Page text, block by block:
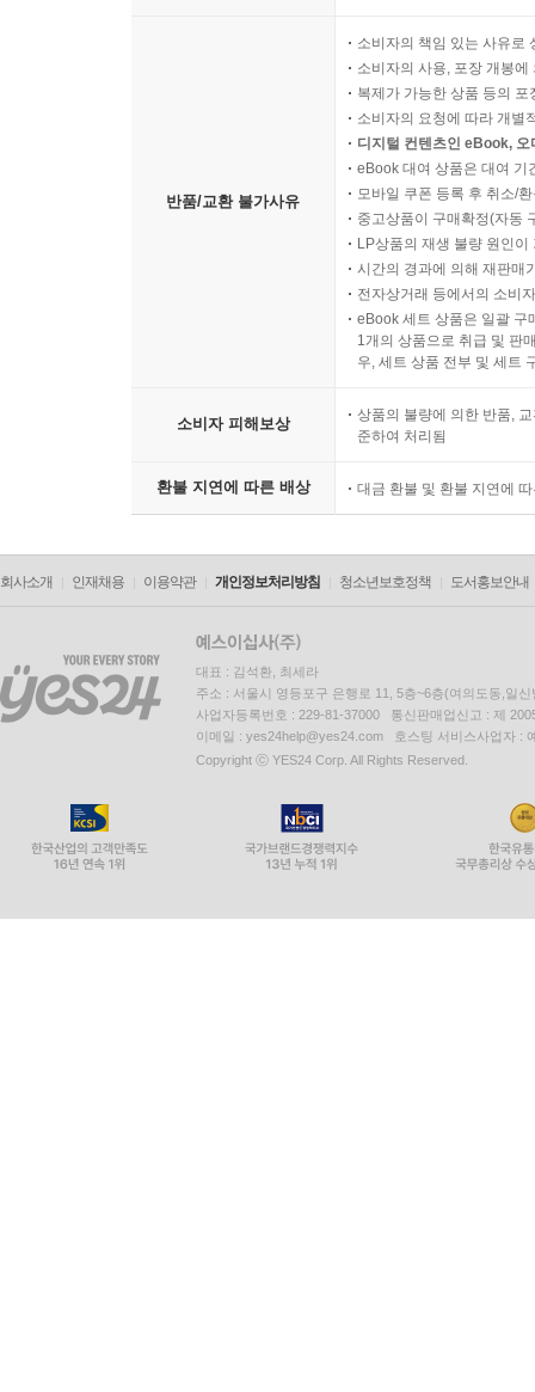
반품/교환 불가사유
소비자의 책임 있는 사유로
소비자의 사용, 포장 개봉
복제가 가능한 상품 등의
소비자의 요청에 따라 개별
디지털 컨텐츠인 eBook,
eBook 대여 상품은 대여 기
모바일 쿠폰 등록 후 취소/
중고상품이 구매확정(자동
LP상품의 재생 불량 원인
시간의 경과에 의해 재판매
전자상거래 등에서의 소비
eBook 세트 상품은 일괄 구
1개의 상품으로 취급 및 판
우, 세트 상품 전부 및 세트
소비자 피해보상
상품의 불량에 의한 반품,
준하여 처리됨
환불 지연에 따른 배상 대금 환불 및 환불 지연에
회사소개 인재채용 이용약관 개인정보처리방침 청소년보호정책 도서홍보안내
대표 : 김석환, 최세라
주소 : 서울시 영등포구 은행로 11, 5층~6층(여의도동,일신
사업자등록번호 : 229-81-37000 통신판매업신고 : 제
이메일 : yes24help@yes24.com 호스팅 서비스사업자 :
Copyright ⓒ YES24 Corp. All Rights Reserved.